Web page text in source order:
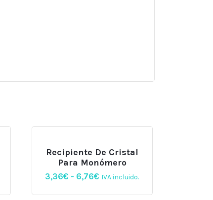
Recipiente De Cristal
Para Monómero
3,36€ - 6,76€ Rango
precios:
IVA incluido.